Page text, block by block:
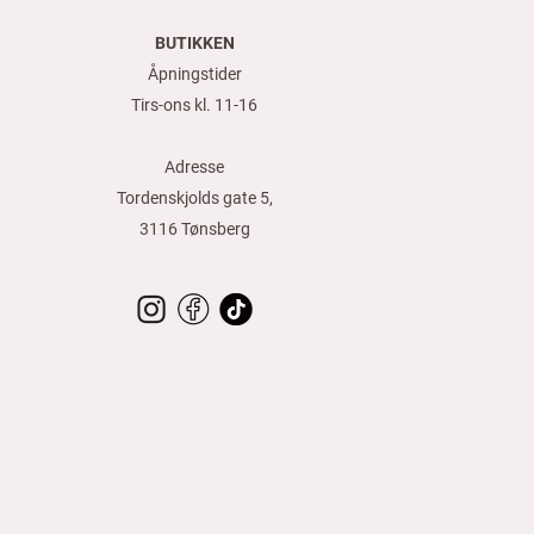
BUTIKKEN
Åpningstider
Tirs-ons kl. 11-16
Adresse
Tordenskjolds gate 5,
3116 Tønsberg